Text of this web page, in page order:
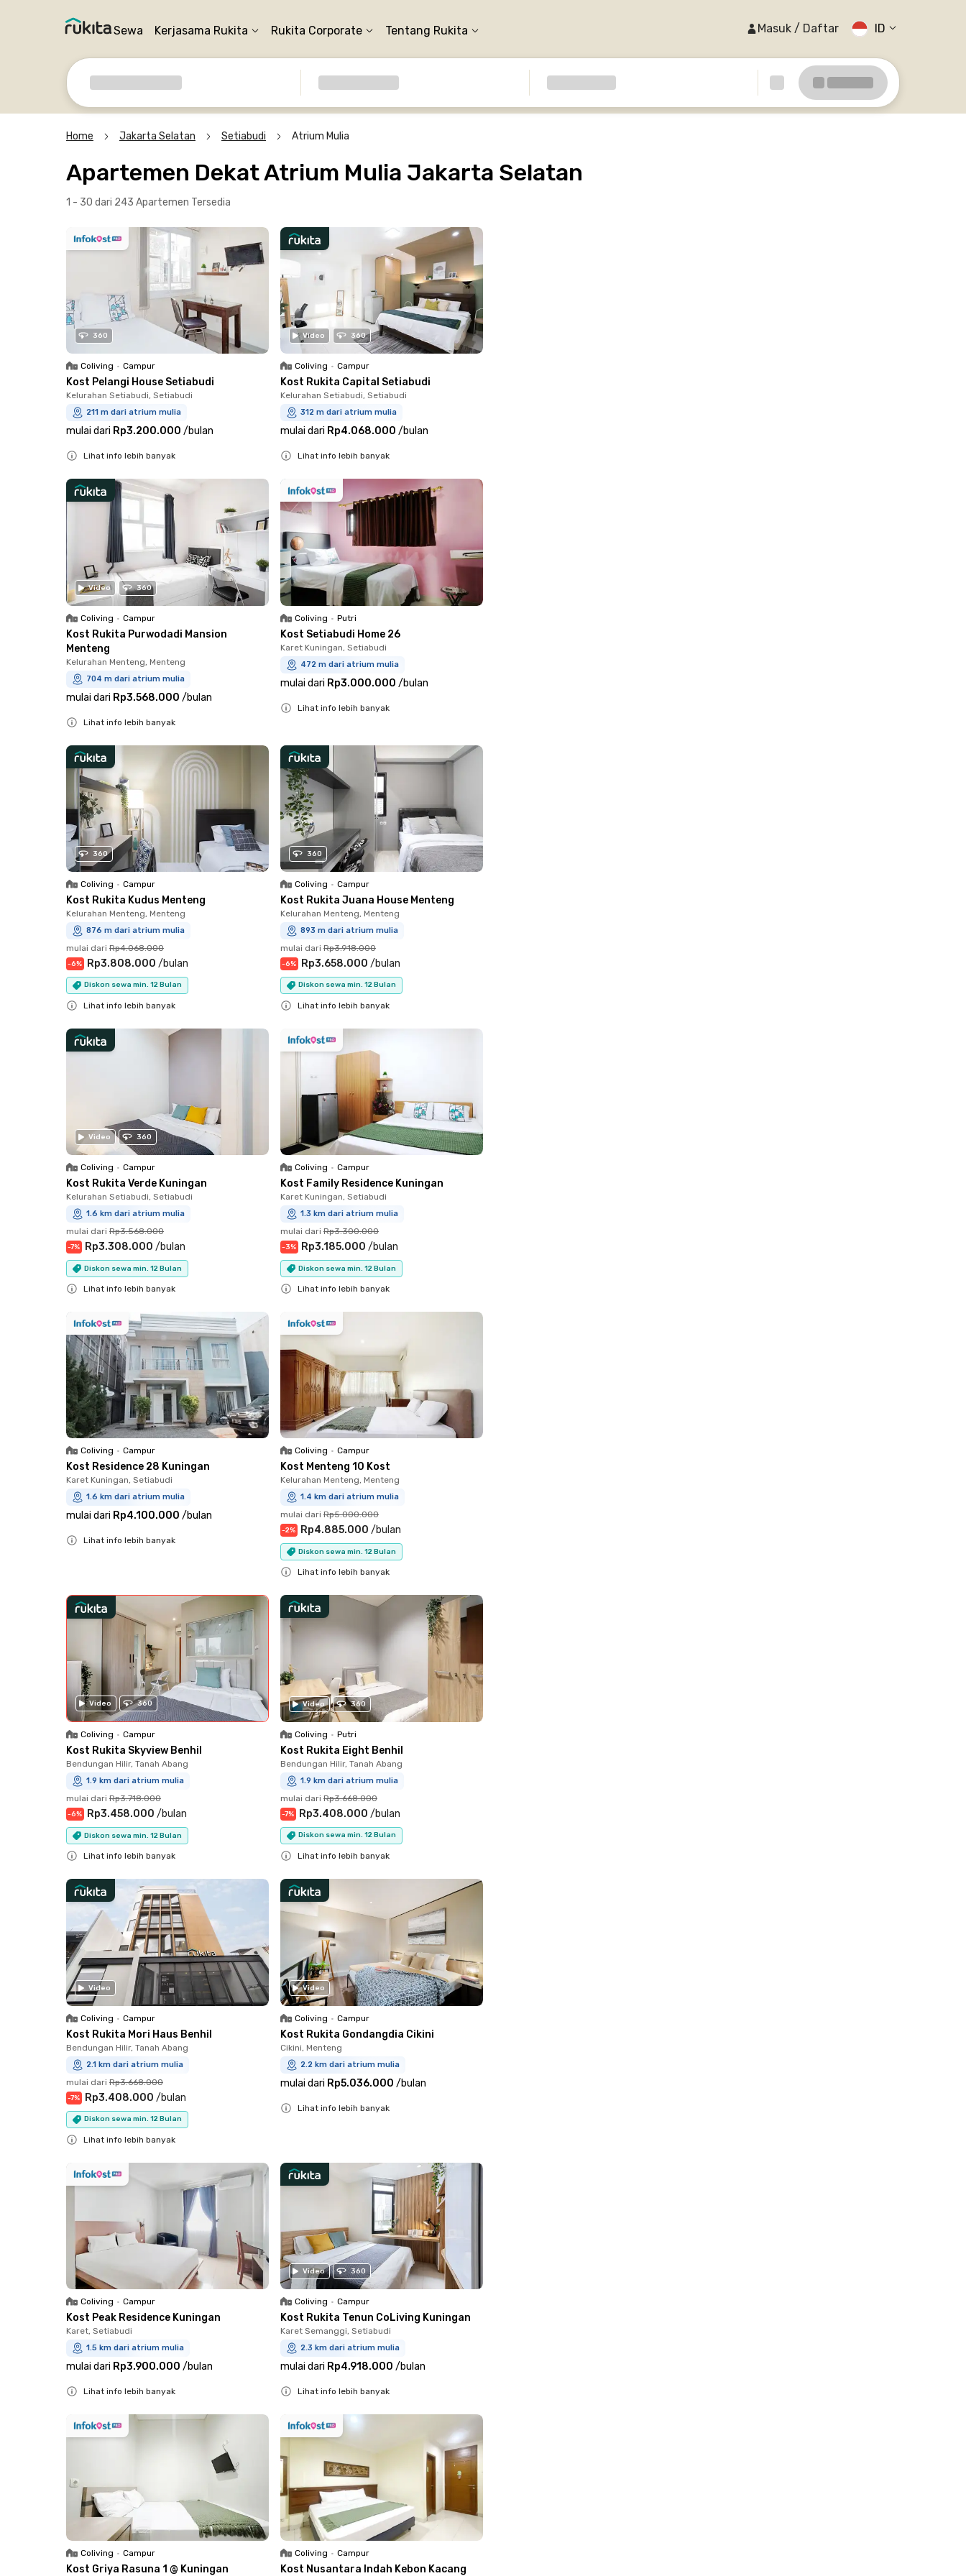
Sewa Kerjasama Rukita Rukita Corporate Tentang Rukita Masuk / Daftar ID
Home Jakarta Selatan Setiabudi Atrium Mulia
Apartemen Dekat Atrium Mulia Jakarta Selatan
1 - 30 dari 243 Apartemen Tersedia
360
Coliving • Campur
Kost Pelangi House Setiabudi
Kelurahan Setiabudi, Setiabudi
211 m dari atrium mulia
mulai dari Rp3.200.000 /bulan
Lihat info lebih banyak
Video 360
Coliving • Campur
Kost Rukita Capital Setiabudi
Kelurahan Setiabudi, Setiabudi
312 m dari atrium mulia
mulai dari Rp4.068.000 /bulan
Lihat info lebih banyak
Video 360
Coliving • Campur
Kost Rukita Purwodadi Mansion
Menteng
Kelurahan Menteng, Menteng
704 m dari atrium mulia
mulai dari Rp3.568.000 /bulan
Lihat info lebih banyak
Coliving • Putri
Kost Setiabudi Home 26
Karet Kuningan, Setiabudi
472 m dari atrium mulia
mulai dari Rp3.000.000 /bulan
Lihat info lebih banyak
360
Coliving • Campur
Kost Rukita Kudus Menteng
Kelurahan Menteng, Menteng
876 m dari atrium mulia
mulai dari Rp4.068.000
-6% Rp3.808.000 /bulan
Diskon sewa min. 12 Bulan
Lihat info lebih banyak
360
Coliving • Campur
Kost Rukita Juana House Menteng
Kelurahan Menteng, Menteng
893 m dari atrium mulia
mulai dari Rp3.918.000
-6% Rp3.658.000 /bulan
Diskon sewa min. 12 Bulan
Lihat info lebih banyak
Video 360
Coliving • Campur
Kost Rukita Verde Kuningan
Kelurahan Setiabudi, Setiabudi
1.6 km dari atrium mulia
mulai dari Rp3.568.000
-7% Rp3.308.000 /bulan
Diskon sewa min. 12 Bulan
Lihat info lebih banyak
Coliving • Campur
Kost Family Residence Kuningan
Karet Kuningan, Setiabudi
1.3 km dari atrium mulia
mulai dari Rp3.300.000
-3% Rp3.185.000 /bulan
Diskon sewa min. 12 Bulan
Lihat info lebih banyak
Coliving • Campur
Kost Residence 28 Kuningan
Karet Kuningan, Setiabudi
1.6 km dari atrium mulia
mulai dari Rp4.100.000 /bulan
Lihat info lebih banyak
Coliving • Campur
Kost Menteng 10 Kost
Kelurahan Menteng, Menteng
1.4 km dari atrium mulia
mulai dari Rp5.000.000
-2% Rp4.885.000 /bulan
Diskon sewa min. 12 Bulan
Lihat info lebih banyak
Video 360
Coliving • Campur
Kost Rukita Skyview Benhil
Bendungan Hilir, Tanah Abang
1.9 km dari atrium mulia
mulai dari Rp3.718.000
-6% Rp3.458.000 /bulan
Diskon sewa min. 12 Bulan
Lihat info lebih banyak
Video 360
Coliving • Putri
Kost Rukita Eight Benhil
Bendungan Hilir, Tanah Abang
1.9 km dari atrium mulia
mulai dari Rp3.668.000
-7% Rp3.408.000 /bulan
Diskon sewa min. 12 Bulan
Lihat info lebih banyak
Video
Coliving • Campur
Kost Rukita Mori Haus Benhil
Bendungan Hilir, Tanah Abang
2.1 km dari atrium mulia
mulai dari Rp3.668.000
-7% Rp3.408.000 /bulan
Diskon sewa min. 12 Bulan
Lihat info lebih banyak
Video
Coliving • Campur
Kost Rukita Gondangdia Cikini
Cikini, Menteng
2.2 km dari atrium mulia
mulai dari Rp5.036.000 /bulan
Lihat info lebih banyak
Coliving • Campur
Kost Peak Residence Kuningan
Karet, Setiabudi
1.5 km dari atrium mulia
mulai dari Rp3.900.000 /bulan
Lihat info lebih banyak
Video 360
Coliving • Campur
Kost Rukita Tenun CoLiving Kuningan
Karet Semanggi, Setiabudi
2.3 km dari atrium mulia
mulai dari Rp4.918.000 /bulan
Lihat info lebih banyak
Coliving • Campur
Kost Griya Rasuna 1 @ Kuningan
Coliving • Campur
Kost Nusantara Indah Kebon Kacang